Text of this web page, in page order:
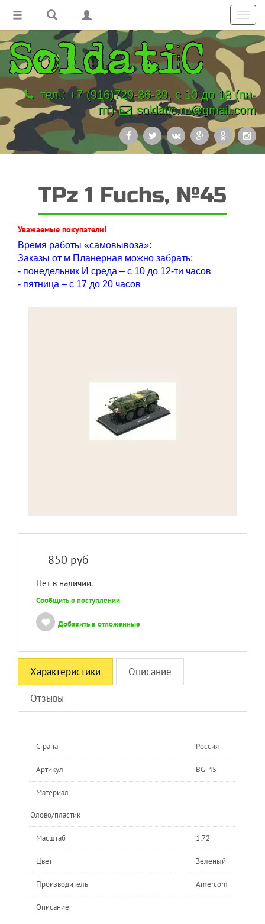
тел.: +7 (916)729-36-39, с 10 до 18 (пн-
пт)
soldatic.ru@gmail.com
TPz 1 Fuchs, №45
Уважаемые покупатели!
Время работы «самовывоза»:
Заказы от м Планерная можно забрать:
- понедельник И среда – с 10 до 12-ти часов
- пятница – с 17 до 20 часов
850 руб
Нет в наличии.
Сообщить о поступлении
Добавить в отложенные
Характеристики Описание
Отзывы
Страна Россия
Артикул BG-45
Материал
Олово/пластик
Масштаб 1:72
Цвет Зеленый
Производитель Amercom
Описание